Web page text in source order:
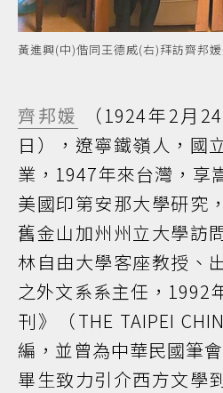
黃進興(中)偕同王德威(右)拜訪齊邦媛
齊邦媛
（1924年2月
日），遼寧鐵嶺人，國
業，1947年來台灣，享
美國印第安那大學研究
舊金山加州州立大學訪
林自由大學客座教授、
之外文系系主任，1992
刊》（THE TAIPEI
編，並曾為中華民國筆
畢生致力引介西方文學